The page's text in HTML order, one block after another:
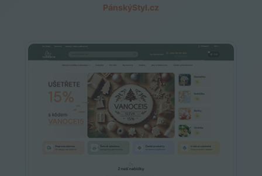
PánskýStyl.cz